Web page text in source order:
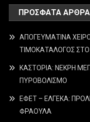
ΠΡΌΣΦΑΤΑ ΆΡΘΡΑ
ΑΠΟΓΕΥΜΑΤΙΝΑ
ΤΙΜΟΚΑΤΑΛΟΓΟΣ ΣΤΟ
ΚΑΣΤΟΡΙΑ: ΝΕΚΡΗ
ΠΥΡΟΒΟΛΙΣΜΟ
ΕΦΕΤ – ΕΛΓΕΚΑ:
ΦΡΑΟΥΛΑ